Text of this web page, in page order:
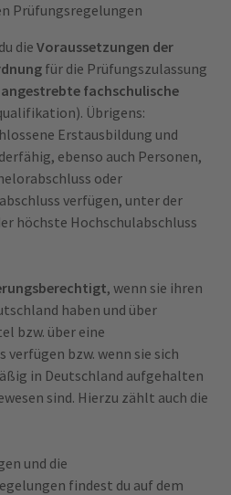
Prüfungsregelungen
die Voraussetzungen der
für die Prüfungszulassung
fachschulische
Übrigens:
Erstausbildung und
ebenso auch Personen,
oder
verfügen, unter der
höchste Hochschulabschluss
, wenn sie ihren
haben und über
bzw. über eine
bzw. wenn sie sich
in Deutschland aufgehalten
sind. Hierzu zählt auch die
und die
findest du auf dem